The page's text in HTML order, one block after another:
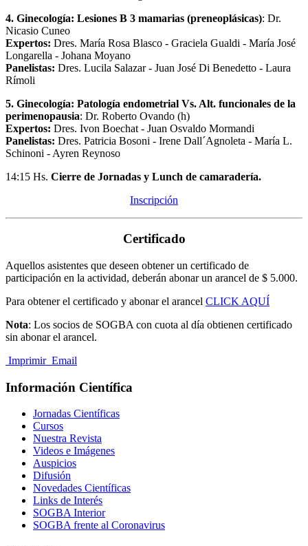
4. Ginecología: Lesiones B 3 mamarias (preneoplásicas): Dr.
Nicasio Cuneo
Expertos: Dres. María Rosa Blasco - Graciela Gualdi - María José
Longarella - Johana Moyano
Panelistas: Dres. Lucila Salazar - Juan José Di Benedetto - Laura
Rímoli
5. Ginecología: Patología endometrial Vs. Alt. funcionales de la
perimenopausia: Dr. Roberto Ovando (h)
Expertos: Dres. Ivon Boechat - Juan Osvaldo Mormandi
Panelistas: Dres. Patricia Bosoni - Irene Dall´Agnoleta - María L.
Schinoni - Ayren Reynoso
14:15 Hs. Cierre de Jornadas y Lunch de camaradería.
Inscripción
Certificado
Aquellos asistentes que deseen obtener un certificado de
participación en la actividad, deberán abonar un arancel de $ 5.000.
Para obtener el certificado y abonar el arancel CLICK AQUÍ
Nota: Los socios de SOGBA con cuota al día obtienen certificado
sin abonar el arancel.
Imprimir Email
Información Científica
Jornadas Científicas
Cursos
Nuestra Revista
Videos e Imágenes
Auspicios
Difusión
Novedades Científicas
Links de Interés
SOGBA Interior
SOGBA frente al Coronavirus